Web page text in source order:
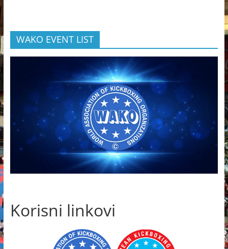
WAKO EVENT LIST
Korisni linkovi